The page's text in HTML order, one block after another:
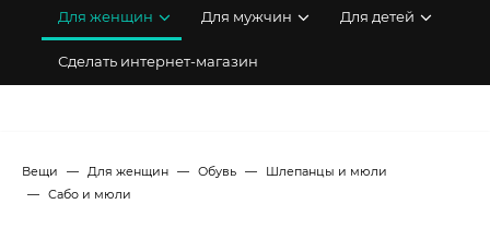
Для женщин Для мужчин Для детей
Сделать интернет-магазин
Вещи Для женщин Обувь
Шлепанцы и мюли
Сабо и мюли